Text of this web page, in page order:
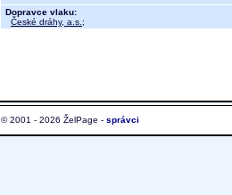
Dopravce vlaku:
České dráhy, a.s. ;
© 2001 - 2026 ŽelPage - správci